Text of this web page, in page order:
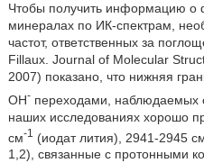
Чтобы получить информацию о
минералах по ИК-спектрам,
частот, ответственных за
Fillaux. Journal of Molecular
2007) показано, что нижняя
ОН-переходами, наблюдаемых
наших исследованиях хорошо
см-1 (иодат лития), 2941-2945
1,2), связанные с протонными